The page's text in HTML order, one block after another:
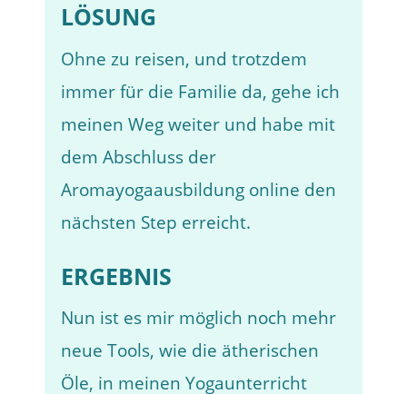
LÖSUNG
Ohne zu reisen, und trotzdem
immer für die Familie da, gehe ich
meinen Weg weiter und habe mit
dem Abschluss der
Aromayogaausbildung online den
nächsten Step erreicht.
ERGEBNIS
Nun ist es mir möglich noch mehr
neue Tools, wie die ätherischen
Öle, in meinen Yogaunterricht